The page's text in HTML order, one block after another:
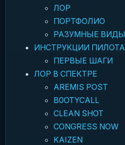
ЛОР
ПОРТФОЛИО
РАЗУМНЫЕ ВИДЫ
ИНСТРУКЦИИ ПИЛОТА
ПЕРВЫЕ ШАГИ
ЛОР В СПЕКТРЕ
AREMIS POST
B0OTYCALL
CLEAN SHOT
CONGRESS NOW
KAIZEN